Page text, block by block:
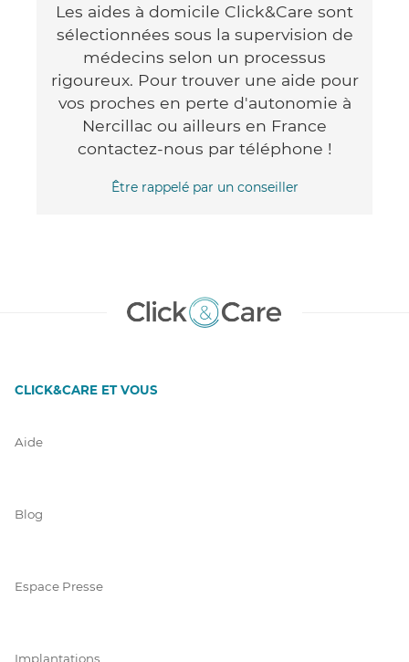
Les aides à domicile Click&Care sont
sélectionnées sous la supervision de
médecins selon un processus
rigoureux. Pour trouver une aide pour
vos proches en perte d'autonomie à
Nercillac ou ailleurs en France
contactez-nous par téléphone !
Être rappelé par un conseiller
CLICK&CARE ET VOUS
Aide
Blog
Espace Presse
Implantations